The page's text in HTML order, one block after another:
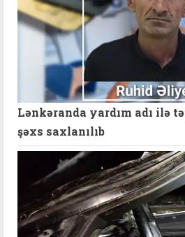
Lənkəranda yardım adı ilə
şəxs saxlanılıb